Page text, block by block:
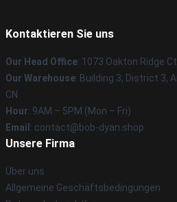
Kontaktieren Sie uns
Our Head Office: 1073 Oakton Ridge
Our Warehouse: Building 3, District 3,
CN
Hour: 9AM – 5PM (Mon – Fri)
Email : contact@bob-dyan.shop
Unsere Firma
Über uns
Allgemeine Geschäftsbedingungen